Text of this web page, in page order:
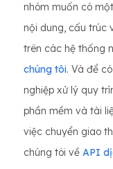
nhóm muốn có
nội dung, cấu trúc
trên các hệ thống
chúng tôi. Và để
nghiệp xử lý quy
phần mềm và tài
việc chuyển giao
chúng tôi về API